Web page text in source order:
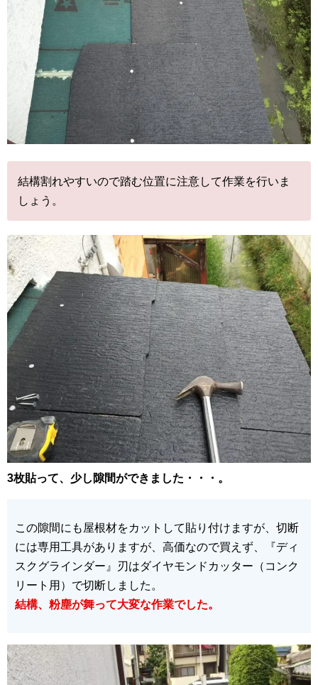
結構割れやすいので踏む位置に注意して作業を行いま
しょう。
3枚貼って、少し隙間ができました・・・。
この隙間にも屋根材をカットして貼り付けますが、切断
には専用工具がありますが、高価なので買えず、『ディ
スクグラインダー』刃はダイヤモンドカッター（コンク
リート用）で切断しました。
結構、粉塵が舞って大変な作業でした。